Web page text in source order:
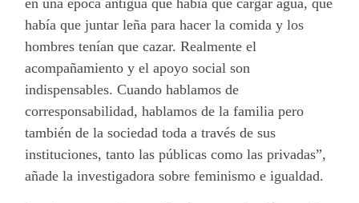
en una época antigua que había que cargar agua, que
había que juntar leña para hacer la comida y los
hombres tenían que cazar. Realmente el
acompañamiento y el apoyo social son
indispensables. Cuando hablamos de
corresponsabilidad, hablamos de la familia pero
también de la sociedad toda a través de sus
instituciones, tanto las públicas como las privadas”,
añade la investigadora sobre feminismo e igualdad.